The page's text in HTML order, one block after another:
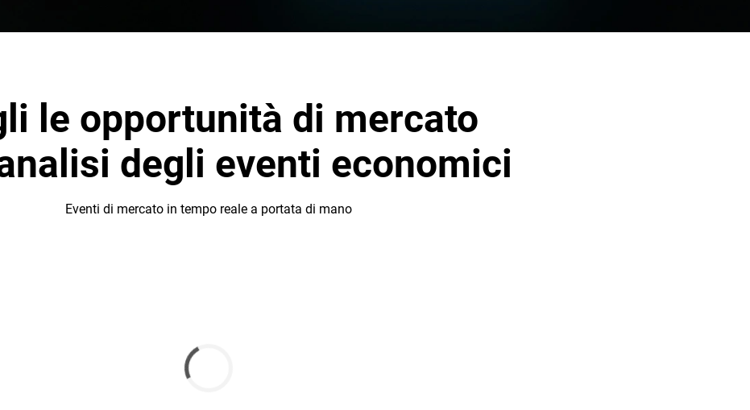
le opportunità di mercato
degli eventi economici
Eventi di mercato in tempo reale a portata di mano